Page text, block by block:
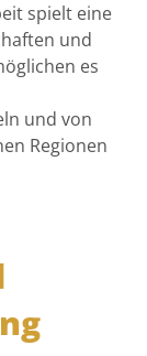
spielt eine
und
es
und von
Regionen